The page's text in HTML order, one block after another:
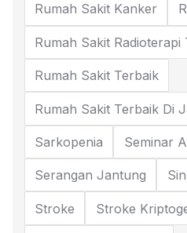
Rumah Sakit Kanker
Rumah Sakit Radioterapi
Rumah Sakit Terbaik
Rumah Sakit Terbaik Di
Sarkopenia Seminar
Serangan Jantung
Stroke Stroke